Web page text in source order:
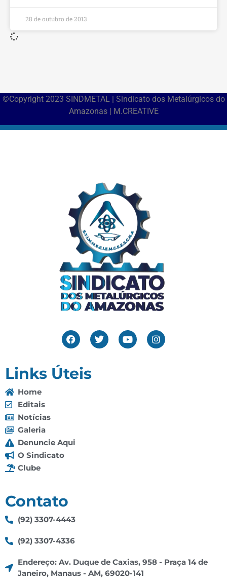
28 de outubro de 2013
©Copyright 2023 SINDMETAL | Sindicato dos Metalúrgicos do
Amazonas | M.CREATIVE
Links Úteis
Home
Editais
Notícias
Galeria
Denuncie Aqui
O Sindicato
Clube
Contato
(92) 3307-4443
(92) 3307-4336
Endereço: Av. Duque de Caxias, 958 - Praça 14 de
Janeiro, Manaus - AM, 69020-141